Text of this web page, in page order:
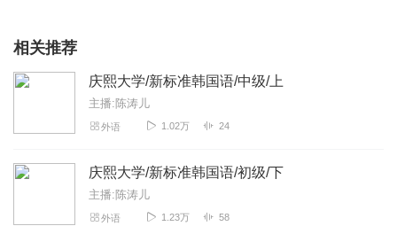
相关推荐
庆熙大学/新标准韩国语/中级/上
主播:陈涛儿
外语 1.02万 24
庆熙大学/新标准韩国语/初级/下
主播:陈涛儿
外语 1.23万 58